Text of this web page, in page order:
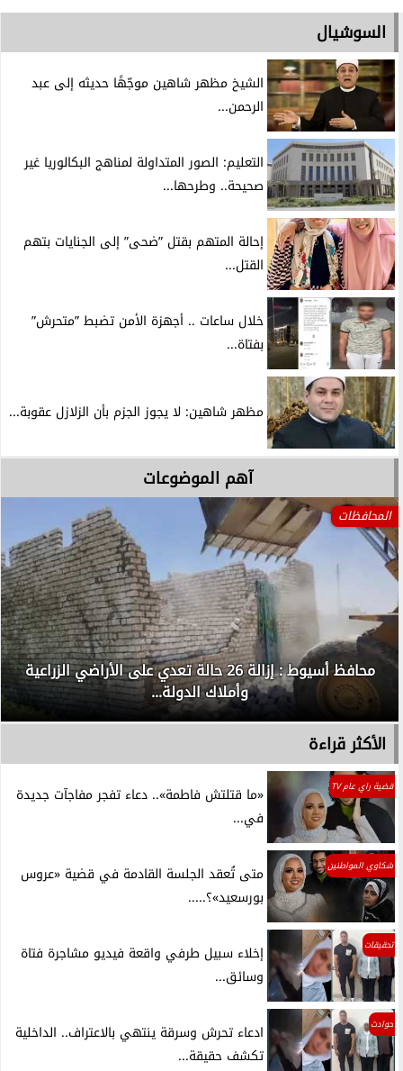
السوشيال
الشيخ مظهر شاهين موجّهًا حديثه إلى عبد
الرحمن...
التعليم: الصور المتداولة لمناهج البكالوريا غير
صحيحة.. وطرحها...
إحالة المتهم بقتل ”ضحى” إلى الجنايات بتهم
القتل...
خلال ساعات .. أجهزة الأمن تضبط ”متحرش”
بفتاة...
مظهر شاهين: لا يجوز الجزم بأن الزلازل عقوبة...
آهم الموضوعات
المحافظات
محافظ أسيوط : إزالة 26 حالة تعدي على الأراضي الزراعية
وأملاك الدولة...
الأكثر قراءة
قضية راي عام TV
«ما قتلتش فاطمة».. دعاء تفجر مفاجآت جديدة
في...
شكاوي المواطنين
متى تُعقد الجلسة القادمة في قضية «عروس
بورسعيد»؟.....
تحقيقات
إخلاء سبيل طرفي واقعة فيديو مشاجرة فتاة
وسائق...
حوادث
ادعاء تحرش وسرقة ينتهي بالاعتراف.. الداخلية
تكشف حقيقة...